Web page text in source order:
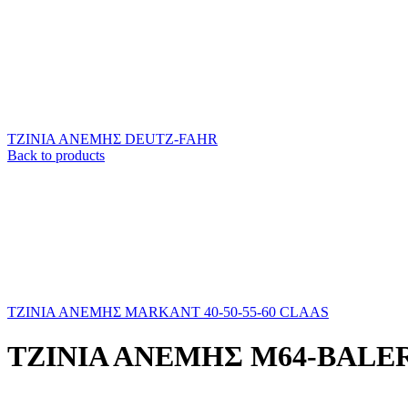
ΤΖΙΝΙΑ ΑΝΕΜΗΣ DEUTZ-FAHR
Back to products
ΤΖΙΝΙΑ ΑΝΕΜΗΣ MARKANT 40-50-55-60 CLAAS
ΤΖΙΝΙΑ ΑΝΕΜΗΣ M64-